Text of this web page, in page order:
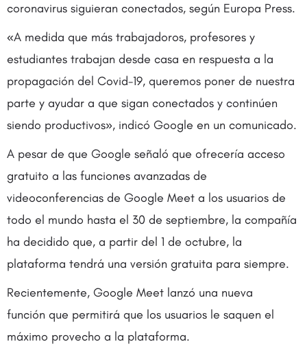
coronavirus siguieran conectados, según Europa Press.
«A medida que más trabajadoros, profesores y
estudiantes trabajan desde casa en respuesta a la
propagación del Covid-19, queremos poner de nuestra
parte y ayudar a que sigan conectados y continúen
siendo productivos», indicó Google en un comunicado.
A pesar de que Google señaló que ofrecería acceso
gratuito a las funciones avanzadas de
videoconferencias de Google Meet a los usuarios de
todo el mundo hasta el 30 de septiembre, la compañía
ha decidido que, a partir del 1 de octubre, la
plataforma tendrá una versión gratuita para siempre.
Recientemente, Google Meet lanzó una nueva
función que permitirá que los usuarios le saquen el
máximo provecho a la plataforma.